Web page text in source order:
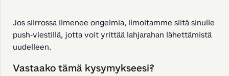
Jos siirrossa ilmenee ongelmia, ilmoitamme siitä sinulle
push-viestillä, jotta voit yrittää lahjarahan lähettämistä
uudelleen.
Vastaako tämä kysymykseesi?